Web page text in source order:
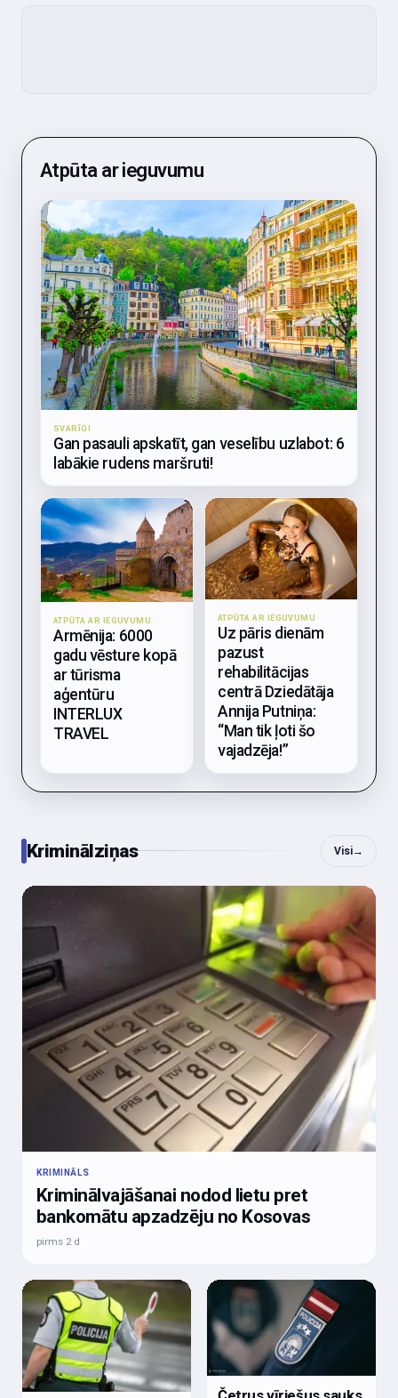
Atpūta ar ieguvumu
SVARĪGI
Gan pasauli apskatīt, gan veselību uzlabot: 6
labākie rudens maršruti!
ATPŪTA AR IEGUVUMU
Armēnija: 6000
gadu vēsture kopā
ar tūrisma
aģentūru
INTERLUX
TRAVEL
ATPŪTA AR IEGUVUMU
Uz pāris dienām
pazust
rehabilitācijas
centrā Dziedātāja
Annija Putniņa:
“Man tik ļoti šo
vajadzēja!”
Kriminālziņas Visi→
KRIMINĀLS
Kriminālvajāšanai nodod lietu pret
bankomātu apzadzēju no Kosovas
pirms 2 d